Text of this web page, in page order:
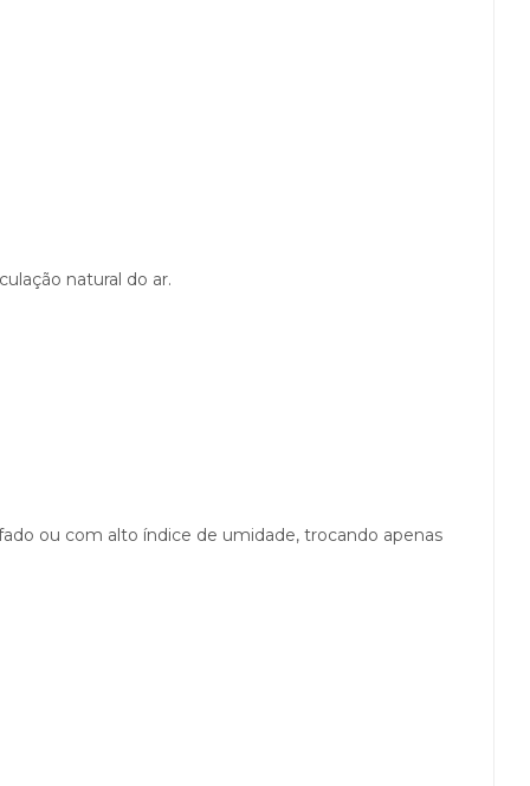
natural do ar.
ou com alto índice de umidade, trocando apenas